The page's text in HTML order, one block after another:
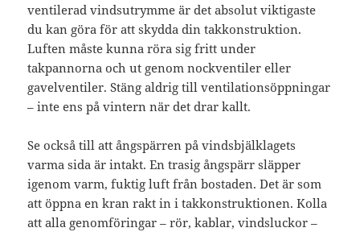
ventilerad vindsutrymme är det absolut viktigaste
du kan göra för att skydda din takkonstruktion.
Luften måste kunna röra sig fritt under
takpannorna och ut genom nockventiler eller
gavelventiler. Stäng aldrig till ventilationsöppningar
– inte ens på vintern när det drar kallt.
Se också till att ångspärren på vindsbjälklagets
varma sida är intakt. En trasig ångspärr släpper
igenom varm, fuktig luft från bostaden. Det är som
att öppna en kran rakt in i takkonstruktionen. Kolla
att alla genomföringar – rör, kablar, vindsluckor –